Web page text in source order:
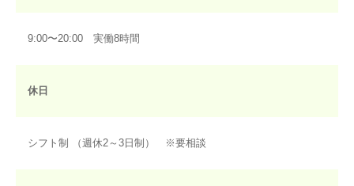
9:00〜20:00 実働8時間
休日
シフト制 （週休2～3日制） ※要相談